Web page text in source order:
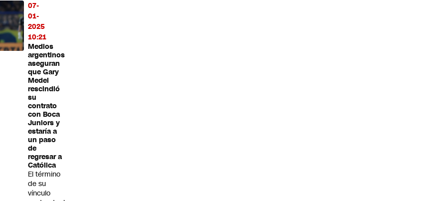
07-
01-
2025
10:21
Medios
argentinos
aseguran
que Gary
Medel
rescindió
su
contrato
con Boca
Juniors y
estaría a
un paso
de
regresar a
Católica
El término
de su
vínculo